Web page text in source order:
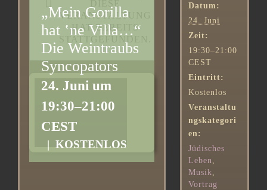
VERANSTALTUNG
HAT BEREITS
„Mein Gorilla
hat ‛ne Villa…“
Die Weintraubs
Syncopators
24. Juni um
19:30–21:00
CEST
| KOSTENLOS
Datum:
24. Juni
Zeit:
19:30–21:00
CEST
Eintritt:
Kostenlos
Veranstaltu
ngskategori
en:
Jüdisches
Leben
Musik
Vortrag